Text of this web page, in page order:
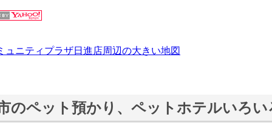
ュニティプラザ日進店周辺の大きい地図
のペット預かり、ペットホテルいろい